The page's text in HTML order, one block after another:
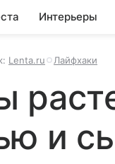
Интерьеры
Lenta.ru Лайфхаки
и